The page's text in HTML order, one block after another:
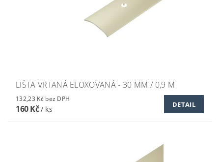
LIŠTA VRTANÁ ELOXOVANÁ - 30 MM / 0,9 M
132,23 Kč bez DPH
160 Kč/ ks
DETAIL